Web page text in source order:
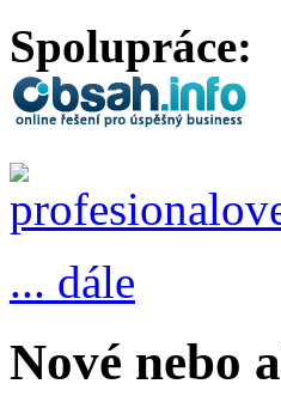
Spolupráce:
... dále
Nové nebo